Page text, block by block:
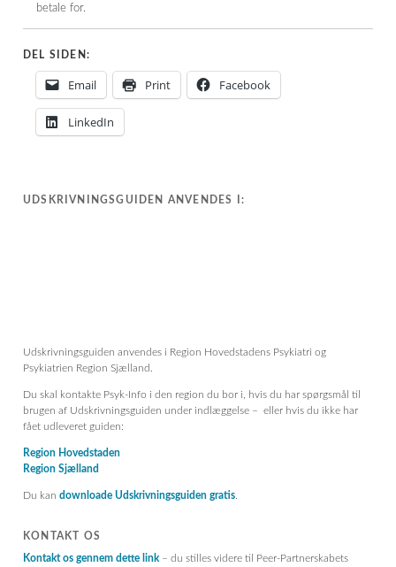
betale for.
DEL SIDEN:
Email Print Facebook
LinkedIn
UDSKRIVNINGSGUIDEN ANVENDES I:
Udskrivningsguiden anvendes i Region Hovedstadens Psykiatri og
Psykiatrien Region Sjælland.
Du skal kontakte Psyk-Info i den region du bor i, hvis du har spørgsmål til
brugen af Udskrivningsguiden under indlæggelse – eller hvis du ikke har
fået udleveret guiden:
Region Hovedstaden
Region Sjælland
Du kan downloade Udskrivningsguiden gratis
KONTAKT OS
Kontakt os gennem dette link – du stilles videre til Peer-Partnerskabets